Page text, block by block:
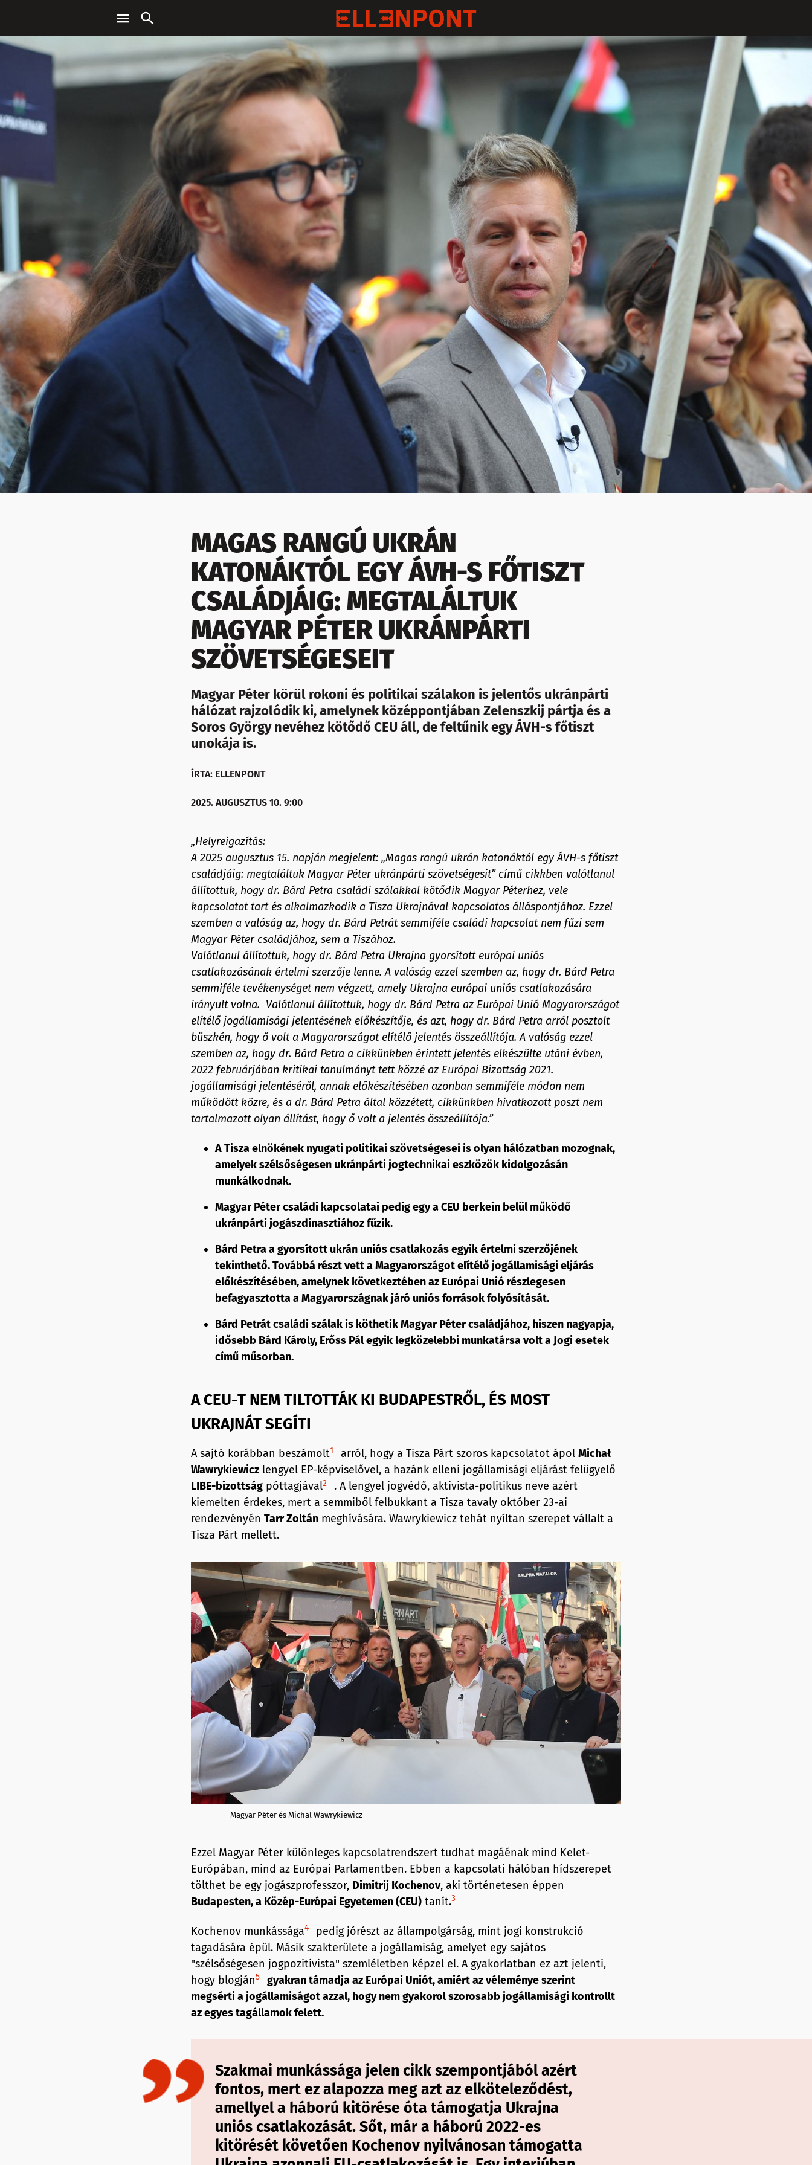
MAGAS RANGÚ UKRÁN
KATONÁKTÓL EGY ÁVH-S FŐTISZT
CSALÁDJÁIG: MEGTALÁLTUK
MAGYAR PÉTER UKRÁNPÁRTI
SZÖVETSÉGESEIT
Magyar Péter körül rokoni és politikai szálakon is jelentős ukránpárti
hálózat rajzolódik ki, amelynek középpontjában Zelenszkij pártja és a
Soros György nevéhez kötődő CEU áll, de feltűnik egy ÁVH-s főtiszt
unokája is.
ÍRTA: ELLENPONT
2025. AUGUSZTUS 10. 9:00
„Helyreigazítás:
A 2025 augusztus 15. napján megjelent: „Magas rangú ukrán katonáktól egy ÁVH-s főtiszt
családjáig: megtaláltuk Magyar Péter ukránpárti szövetségesit” című cikkben valótlanul
állítottuk, hogy dr. Bárd Petra családi szálakkal kötődik Magyar Péterhez, vele
kapcsolatot tart és alkalmazkodik a Tisza Ukrajnával kapcsolatos álláspontjához. Ezzel
szemben a valóság az, hogy dr. Bárd Petrát semmiféle családi kapcsolat nem fűzi sem
Magyar Péter családjához, sem a Tiszához.
Valótlanul állítottuk, hogy dr. Bárd Petra Ukrajna gyorsított európai uniós
csatlakozásának értelmi szerzője lenne. A valóság ezzel szemben az, hogy dr. Bárd Petra
semmiféle tevékenységet nem végzett, amely Ukrajna európai uniós csatlakozására
irányult volna. Valótlanul állítottuk, hogy dr. Bárd Petra az Európai Unió Magyarországot
elítélő jogállamisági jelentésének előkészítője, és azt, hogy dr. Bárd Petra arról posztolt
büszkén, hogy ő volt a Magyarországot elítélő jelentés összeállítója. A valóság ezzel
szemben az, hogy dr. Bárd Petra a cikkünkben érintett jelentés elkészülte utáni évben,
2022 februárjában kritikai tanulmányt tett közzé az Európai Bizottság 2021.
jogállamisági jelentéséről, annak előkészítésében azonban semmiféle módon nem
működött közre, és a dr. Bárd Petra által közzétett, cikkünkben hivatkozott poszt nem
tartalmazott olyan állítást, hogy ő volt a jelentés összeállítója.”
A Tisza elnökének nyugati politikai szövetségesei is olyan hálózatban mozognak,
amelyek szélsőségesen ukránpárti jogtechnikai eszközök kidolgozásán
munkálkodnak.
Magyar Péter családi kapcsolatai pedig egy a CEU berkein belül működő
ukránpárti jogászdinasztiához fűzik.
Bárd Petra a gyorsított ukrán uniós csatlakozás egyik értelmi szerzőjének
tekinthető. Továbbá részt vett a Magyarországot elítélő jogállamisági eljárás
előkészítésében, amelynek következtében az Európai Unió részlegesen
befagyasztotta a Magyarországnak járó uniós források folyósítását.
Bárd Petrát családi szálak is köthetik Magyar Péter családjához, hiszen nagyapja,
idősebb Bárd Károly, Erőss Pál egyik legközelebbi munkatársa volt a Jogi esetek
című műsorban.
A CEU-T NEM TILTOTTÁK KI BUDAPESTRŐL, ÉS MOST
UKRAJNÁT SEGÍTI
A sajtó korábban beszámolt1 arról, hogy a Tisza Párt szoros kapcsolatot ápol Michał
Wawrykiewiczlengyel EP-képviselővel, a hazánk elleni jogállamisági eljárást felügyelő
LIBE-bizottságpóttagjával2
. A lengyel jogvédő, aktivista-politikus neve azért
kiemelten érdekes, mert a semmiből felbukkant a Tisza tavaly október 23-ai
rendezvényén Tarr Zoltánmeghívására. Wawrykiewicz tehát nyíltan szerepet vállalt a
Tisza Párt mellett.
Magyar Péter és Michal Wawrykiewicz
Ezzel Magyar Péter különleges kapcsolatrendszert tudhat magáénak mind Kelet-
Európában, mind az Európai Parlamentben. Ebben a kapcsolati hálóban hídszerepet
tölthet be egy jogászprofesszor, Dimitrij Kochenov, aki történetesen éppen
Budapesten, a Közép-Európai Egyetemen (CEU)tanít.3
Kochenov munkássága4
pedig jórészt az állampolgárság, mint jogi konstrukció
tagadására épül. Másik szakterülete a jogállamiság, amelyet egy sajátos
"szélsőségesen jogpozitivista" szemléletben képzel el. A gyakorlatban ez azt jelenti,
hogy blogján5
gyakran támadja az Európai Uniót, amiért az véleménye szerint
megsérti a jogállamiságot azzal, hogy nem gyakorol szorosabb jogállamisági kontrollt
az egyes tagállamok felett.
Szakmai munkássága jelen cikk szempontjából azért
fontos, mert ez alapozza meg azt az elköteleződést,
amellyel a háború kitörése óta támogatja Ukrajna
uniós csatlakozását. Sőt, már a háború 2022-es
kitörését követően Kochenov nyilvánosan támogatta